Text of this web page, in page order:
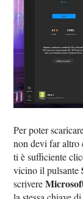
Per poter
non devi far
ti è sufficiente
vicino il pulsante
scrivere